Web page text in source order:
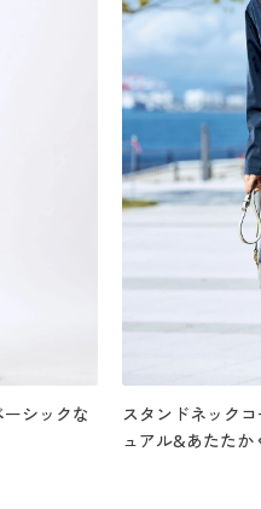
シックな
スタンドネック
ュアル&あたたか